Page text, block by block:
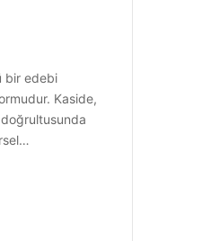
bir edebi
Kaside,